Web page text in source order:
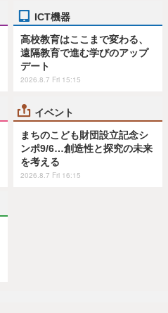
ICT機器
高校教育はここまで変わる、
遠隔教育で進む学びのアップ
デート
2026.8.7 Fri 15:15
イベント
まちのこども財団設立記念シ
ンポ9/6…創造性と探究の未来
を考える
2026.8.7 Fri 16:15